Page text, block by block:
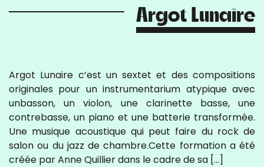
Argot Lunaire
Argot Lunaire c’est un sextet et des compositions
originales pour un instrumentarium atypique avec
unbasson, un violon, une clarinette basse, une
contrebasse, un piano et une batterie transformée.
Une musique acoustique qui peut faire du rock de
salon ou du jazz de chambre.Cette formation a été
créée par Anne Quillier dans le cadre de sa […]